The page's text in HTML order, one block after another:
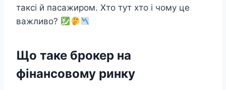
таксі й пасажиром. Хто тут хто і чому це
важливо?
Що таке брокер на
фінансовому ринку